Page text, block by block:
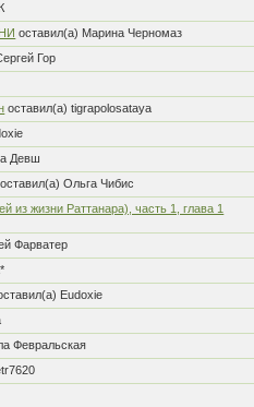
оставил(а) Марина Черномаз
Гор
оставил(а) tigrapolosataya
Девш
оставил(а) Ольга Чибис
из жизни Раттанара), часть 1, глава 1
Фарватер
Eudoxie
Февральская